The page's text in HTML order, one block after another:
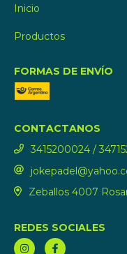
Inicio
Productos
FORMAS DE ENVÍO
CONTACTANOS
3415200024 /
Zeballos 4007
REDES SOCIALES